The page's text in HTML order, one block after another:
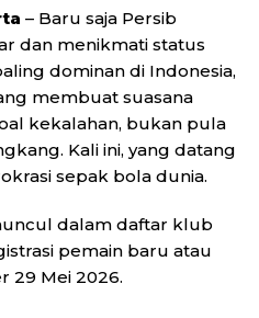
– Baru saja Persib
dan menikmati status
dominan di Indonesia,
membuat suasana
kekalahan, bukan pula
Kali ini, yang datang
sepak bola dunia.
dalam daftar klub
pemain baru atau
29 Mei 2026.